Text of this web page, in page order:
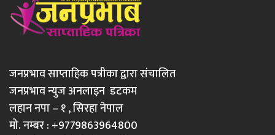
जनप्रभाव साप्ताहिक पत्रीका द्वारा संचालित
जनप्रभाव न्युज अनलाइन डटकम
लहान नपा – १ , सिरहा नेपाल
मो. नम्बर : +9779863964800